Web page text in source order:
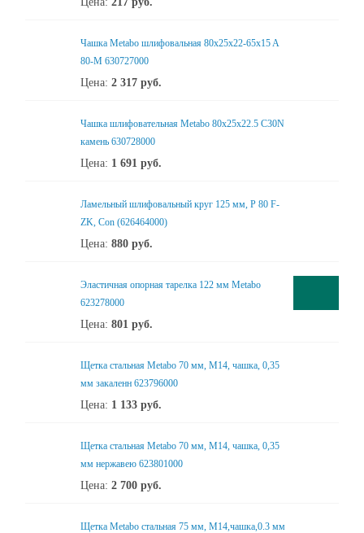
Чашка Metabo шлифовальная 80x25x22-65x15 A
80-M 630727000
Цена: 2 317 руб.
Чашка шлифовательная Metabo 80x25x22.5 C30N
камень 630728000
Цена: 1 691 руб.
Ламельный шлифовальный круг 125 мм, P 80 F-
ZK, Con (626464000)
Цена: 880 руб.
Эластичная опорная тарелка 122 мм Metabo
623278000
Цена: 801 руб.
Щетка стальная Metabo 70 мм, М14, чашка, 0,35
мм закаленн 623796000
Цена: 1 133 руб.
Щетка стальная Metabo 70 мм, М14, чашка, 0,35
мм нержавею 623801000
Цена: 2 700 руб.
Щетка Metabo стальная 75 мм, М14,чашка,0.3 мм